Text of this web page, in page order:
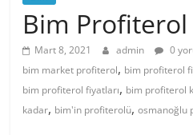
Bim Profiterol
Mart 8, 2021 admin 0
bim market profiterol, bim profiterol
bim profiterol fiyatları, bim profiterol
kadar, bim'in profiterolü,osmanoğlu